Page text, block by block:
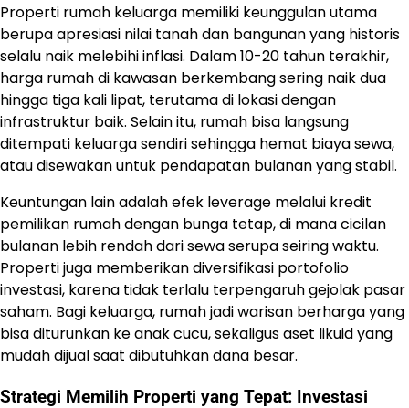
Properti rumah keluarga memiliki keunggulan utama
berupa apresiasi nilai tanah dan bangunan yang historis
selalu naik melebihi inflasi. Dalam 10-20 tahun terakhir,
harga rumah di kawasan berkembang sering naik dua
hingga tiga kali lipat, terutama di lokasi dengan
infrastruktur baik. Selain itu, rumah bisa langsung
ditempati keluarga sendiri sehingga hemat biaya sewa,
atau disewakan untuk pendapatan bulanan yang stabil.
Keuntungan lain adalah efek leverage melalui kredit
pemilikan rumah dengan bunga tetap, di mana cicilan
bulanan lebih rendah dari sewa serupa seiring waktu.
Properti juga memberikan diversifikasi portofolio
investasi, karena tidak terlalu terpengaruh gejolak pasar
saham. Bagi keluarga, rumah jadi warisan berharga yang
bisa diturunkan ke anak cucu, sekaligus aset likuid yang
mudah dijual saat dibutuhkan dana besar.
Strategi Memilih Properti yang Tepat: Investasi